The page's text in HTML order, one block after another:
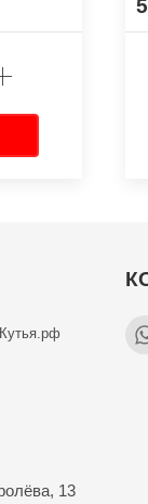
Кутья.рф
13